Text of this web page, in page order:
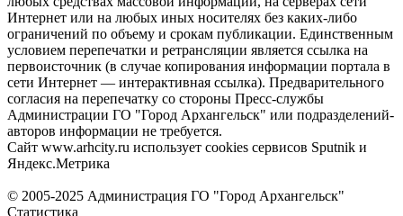
Интернет или на любых иных носителях без каких-либо
ограничений по объему и срокам публикации. Единственным
условием перепечатки и ретрансляции является ссылка на
первоисточник (в случае копирования информации портала в
сети Интернет — интерактивная ссылка). Предварительного
согласия на перепечатку со стороны Пресс-службы
Администрации ГО "Город Архангельск" или подразделений-
авторов информации не требуется.
Сайт www.arhcity.ru использует cookies сервисов Sputnik и
Яндекс.Метрика
© 2005-2025 Администрация ГО "Город Архангельск"
Статистика